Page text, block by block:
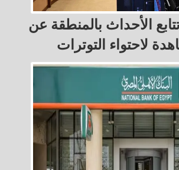
الأحداث بالمنطقة عن
لاحتواء التوترات